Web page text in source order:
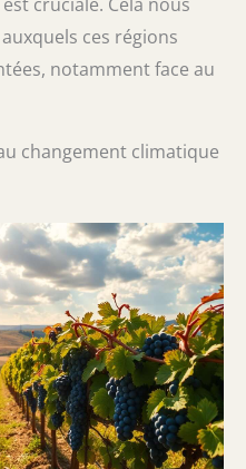
ces régions
notamment face au
changement climatique